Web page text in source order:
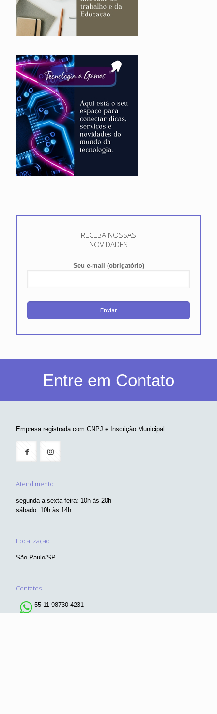
RECEBA NOSSAS
NOVIDADES
Seu e-mail (obrigatório)
Entre em Contato
Empresa registrada com CNPJ e Inscrição Municipal.
Atendimento
segunda a sexta-feira: 10h às 20h
sábado: 10h às 14h
Localização
São Paulo/SP
Contatos
55 11 98730-4231